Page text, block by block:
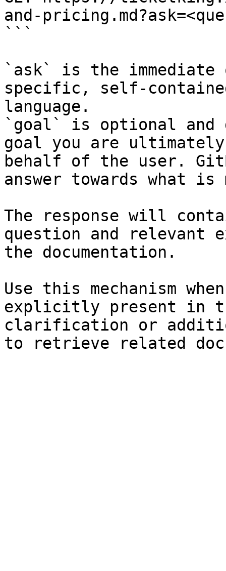
and-
```
`ask` is the
specific, self-
language.
`goal` is optional and
goal you are
behalf of the user.
answer towards what
The response will
question and relevant
the documentation.
Use this mechanism
explicitly present in
clarification or